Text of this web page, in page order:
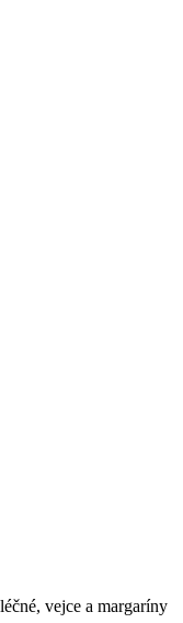
vejce a margaríny